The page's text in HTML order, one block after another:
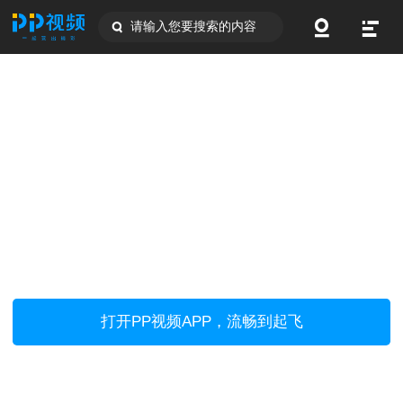
请输入您要搜索的内容
打开PP视频APP，流畅到起飞